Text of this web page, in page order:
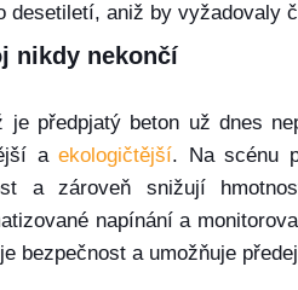
desetiletí, aniž by vyžadovaly
nikdy nekončí
je předpjatý beton už dnes
aekologičtější. Na scénu
a zároveň snižují
napínání a
bezpečnost a umožňuje